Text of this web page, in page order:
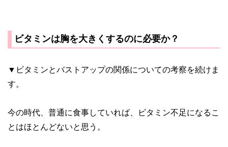
ビタミンは胸を大きくするのに必要か？
▼ビタミンとバストアップの関係についての考察を続けま
す。
今の時代、普通に食事していれば、ビタミン不足になるこ
とはほとんどないと思う。